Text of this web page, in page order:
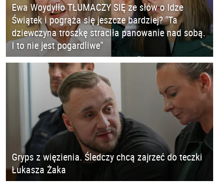
Ewa Woydyłło TŁUMACZY SIĘ ze słów o Idze
Świątek i pogrąża się jeszcze bardziej? "Ta
dziewczyna troszkę straciła panowanie nad sobą.
I to nie jest pogardliwe"
Gryps z więzienia. Śledczy chcą zajrzeć do teczki
Łukasza Żaka